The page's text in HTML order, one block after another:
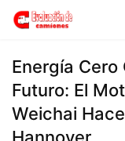
Energía
Futuro: El
Weichai